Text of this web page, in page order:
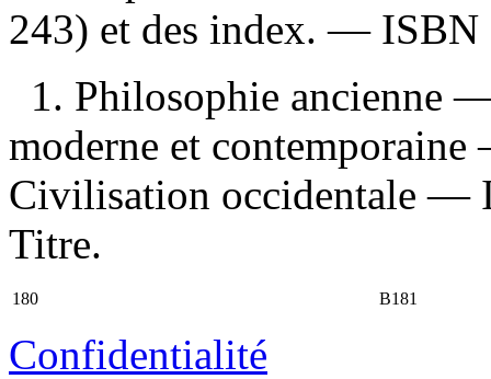
243) et des index. — ISBN
1. Philosophie ancienne
moderne et
Civilisation occidentale —
Titre.
180 B181
Confidentialité